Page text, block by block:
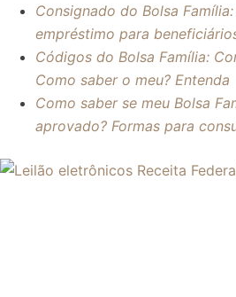
Consignado do Bolsa
empréstimo para
Códigos do Bolsa Família:
Como saber o meu? Entenda
Como saber se meu Bolsa
aprovado? Formas para